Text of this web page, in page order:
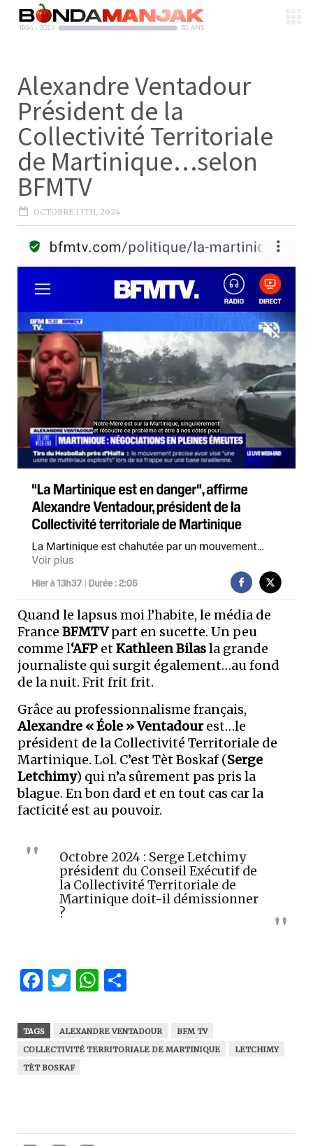
Alexandre Ventadour
Président de la
Collectivité Territoriale
de Martinique…selon
BFMTV
OCTOBRE 13TH, 2024
Quand le lapsus moi l’habite, le média de
France BFMTVpart en sucette. Un peu
comme l‘AFP etKathleen Bilasla grande
journaliste qui surgit également…au fond
de la nuit. Frit frit frit.
Grâce au professionnalisme français,
Alexandre « Éole » Ventadourest…le
président de la Collectivité Territoriale de
Martinique. Lol. C’est Tèt Boskaf (Serge
Letchimy) qui n’a sûrement pas pris la
blague. En bon dard et en tout cas car la
facticité est au pouvoir.
Octobre 2024 : Serge Letchimy
président du Conseil Exécutif de
la Collectivité Territoriale de
Martinique doit-il démissionner
?
Facebook
Twitter
WhatsApp
TAGS ALEXANDRE VENTADOUR
BFM TV
COLLECTIVITÉ TERRITORIALE DE MARTINIQUE
LETCHIMY
TÈT BOSKAF